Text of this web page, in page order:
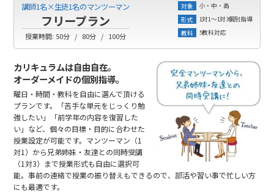
講師1名×生徒1名のマンツーマン
フリープラン
授業時間: 50分 80分 100分
対象
小・中・高
形式
1対1～1対3個別指導
教科
5教科対応
カリキュラムは自由自在。
オーダーメイドの個別指導。
曜日・時間・教科を自由に選んで頂ける
プランです。「苦手な単元をじっくり勉
強したい」「前学年の内容を復習した
い」など、個々の目標・目的に合わせた
授業設定が可能です。マンツーマン（1
対1）から兄弟姉妹・友達との同時受講
（1対3）まで授業形式も自由に選択可
能。事前の連絡で授業の振り替えもできるので、部活や習い事で忙しい方
にも最適です。